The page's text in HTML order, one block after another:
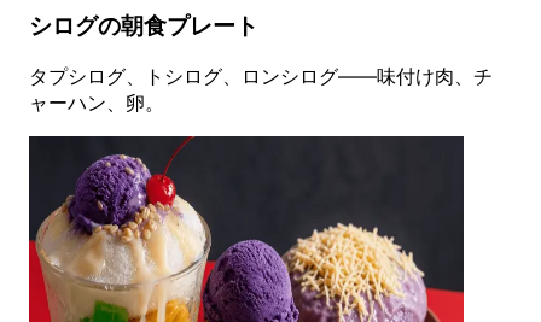
シログの朝食プレート
タプシログ、トシログ、ロンシログ——味付け肉、チ
ャーハン、卵。